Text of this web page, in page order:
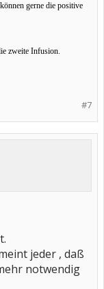
gerne die positive
zweite Infusion.
#7
jeder , daß
notwendig